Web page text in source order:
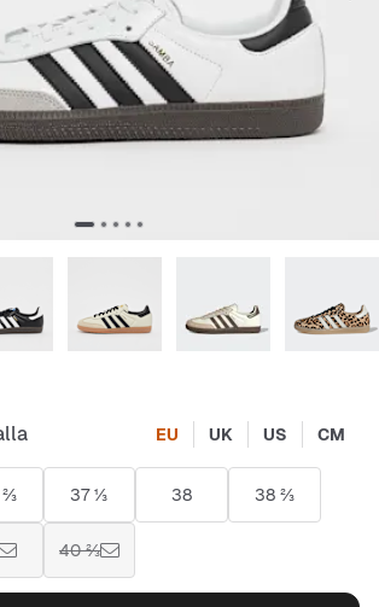
EU UK US CM
⅔ 37 ⅓ 38 38 ⅔
40 ⅔